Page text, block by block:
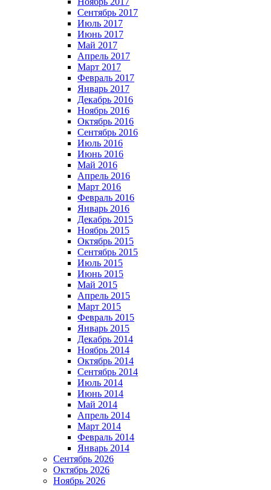
Сентябрь 2017
Июль 2017
Июнь 2017
Май 2017
Апрель 2017
Март 2017
Февраль 2017
Январь 2017
Декабрь 2016
Ноябрь 2016
Октябрь 2016
Сентябрь 2016
Июль 2016
Июнь 2016
Май 2016
Апрель 2016
Март 2016
Февраль 2016
Январь 2016
Декабрь 2015
Ноябрь 2015
Октябрь 2015
Сентябрь 2015
Июль 2015
Июнь 2015
Май 2015
Апрель 2015
Март 2015
Февраль 2015
Январь 2015
Декабрь 2014
Ноябрь 2014
Октябрь 2014
Сентябрь 2014
Июль 2014
Июнь 2014
Май 2014
Апрель 2014
Март 2014
Февраль 2014
Январь 2014
Сентябрь 2026
Октябрь 2026
Ноябрь 2026